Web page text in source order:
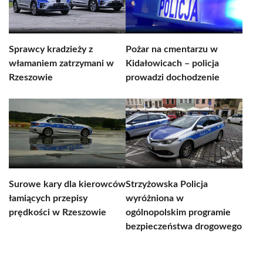
Sprawcy kradzieży z
włamaniem zatrzymani w
Rzeszowie
Pożar na cmentarzu w
Kidałowicach – policja
prowadzi dochodzenie
Surowe kary dla kierowców
łamiących przepisy
prędkości w Rzeszowie
Strzyżowska Policja
wyróżniona w
ogólnopolskim programie
bezpieczeństwa drogowego